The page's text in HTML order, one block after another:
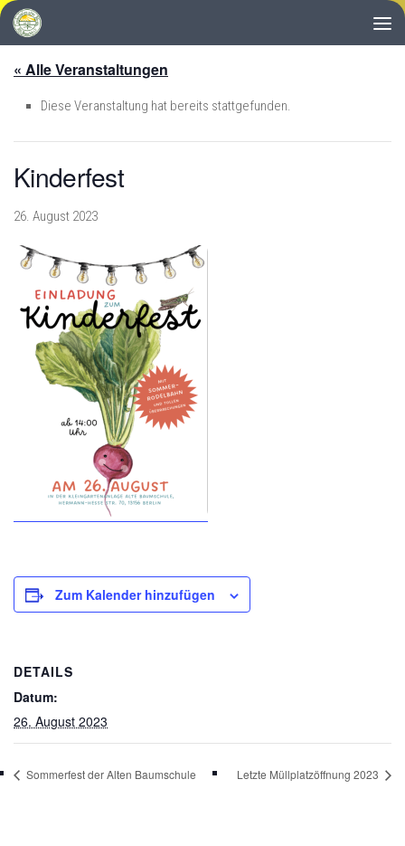
Zum Inhalt springen
« Alle Veranstaltungen
Diese Veranstaltung hat bereits stattgefunden.
Kinderfest
26. August 2023
Zum Kalender hinzufügen
DETAILS
Datum:
26. August 2023
Sommerfest der Alten Baumschule Letzte Müllplatzöffnung 2023